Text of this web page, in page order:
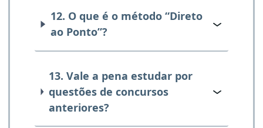
12. O que é o método “Direto
ao Ponto”?
13. Vale a pena estudar por
questões de concursos
anteriores?